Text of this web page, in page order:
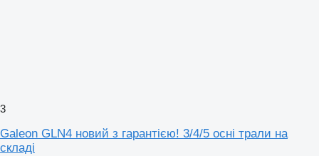
3
Galeon GLN4 новий з гарантією! 3/4/5 осні трали на
складі